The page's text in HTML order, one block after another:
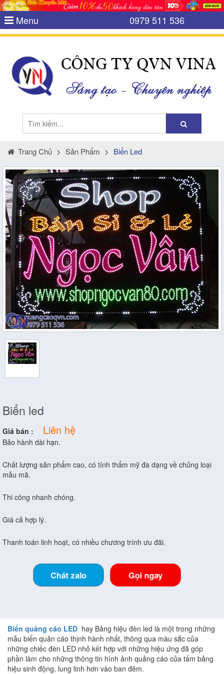
Menu 0979 511 536
Trang Chủ > Sản Phẩm > Biển Led
Biển led
Giá bán : Liên hệ
Bảo hành dài hạn.
Chất lượng sản phẩm cao, có tính thẩm mỹ đa dạng về chủng loại
mẫu mã.
Thi công nhanh chóng.
Giá cả hợp lý.
Thanh toán linh hoạt, có nhiều chương trính ưu đãi.
Chát zalo Gọi ngay
Biển quảng cáo LED hay Bảng hiệu đèn led là một trong những
mẫu biển quản cáo thịnh hành nhất, thông qua màu sắc của
những chiếc đèn LED nhỏ kết hợp với những hiệu ứng đã góp
phần làm cho những thông tin hình ảnh quảng cáo của tấm bảng
hiệu sinh động, lung linh hơn vào ban đêm.